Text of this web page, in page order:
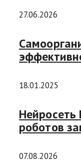
27.06.2026
18.01.2025
Нейросеть
роботов
07.08.2026